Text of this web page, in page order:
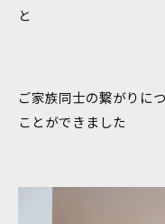
と
ご家族同士の繋がりに
ことができました